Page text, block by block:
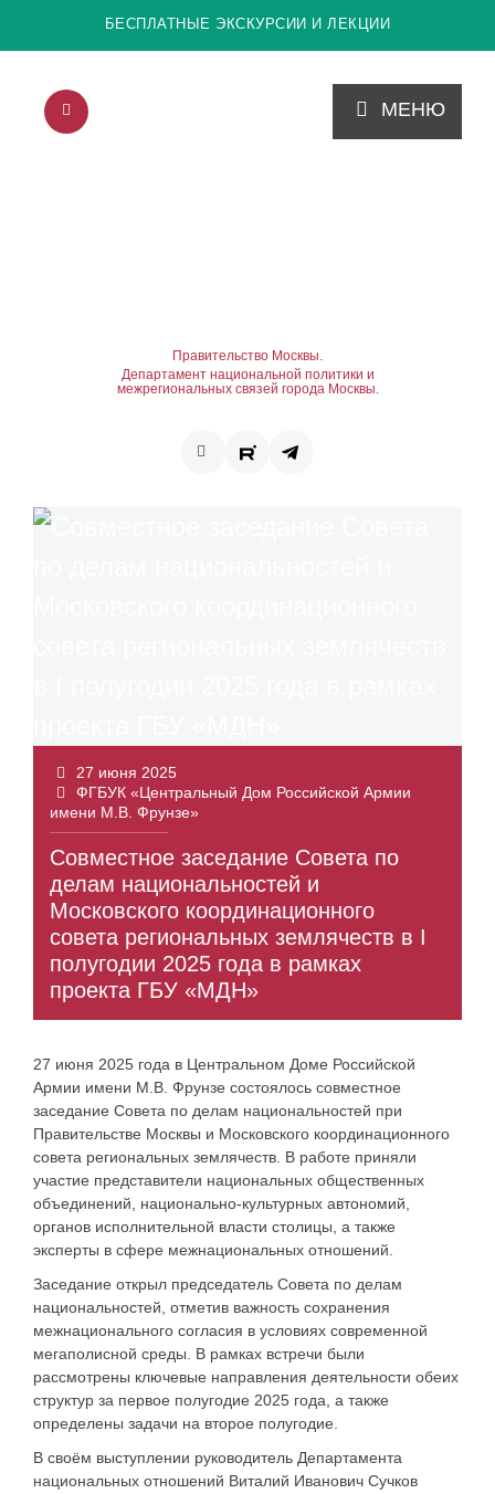
БЕСПЛАТНЫЕ ЭКСКУРСИИ И ЛЕКЦИИ
МЕНЮ
Правительство Москвы.
Департамент национальной политики и
межрегиональных связей города Москвы.
27 июня 2025
ФГБУК «Центральный Дом Российской Армии
имени М.В. Фрунзе»
Совместное заседание Совета по
делам национальностей и
Московского координационного
совета региональных землячеств в I
полугодии 2025 года в рамках
проекта ГБУ «МДН»
27 июня 2025 года в Центральном Доме Российской
Армии имени М.В. Фрунзе состоялось совместное
заседание Совета по делам национальностей при
Правительстве Москвы и Московского координационного
совета региональных землячеств. В работе приняли
участие представители национальных общественных
объединений, национально-культурных автономий,
органов исполнительной власти столицы, а также
эксперты в сфере межнациональных отношений.
Заседание открыл председатель Совета по делам
национальностей, отметив важность сохранения
межнационального согласия в условиях современной
мегаполисной среды. В рамках встречи были
рассмотрены ключевые направления деятельности обеих
структур за первое полугодие 2025 года, а также
определены задачи на второе полугодие.
В своём выступлении руководитель Департамента
национальных отношений Виталий Иванович Сучков